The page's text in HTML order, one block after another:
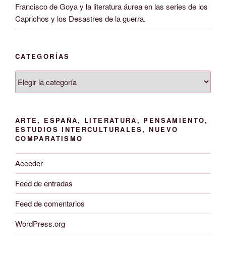
Francisco de Goya y la literatura áurea en las series de los
Caprichos y los Desastres de la guerra.
CATEGORÍAS
ARTE, ESPAÑA, LITERATURA, PENSAMIENTO,
ESTUDIOS INTERCULTURALES, NUEVO
COMPARATISMO
Acceder
Feed de entradas
Feed de comentarios
WordPress.org